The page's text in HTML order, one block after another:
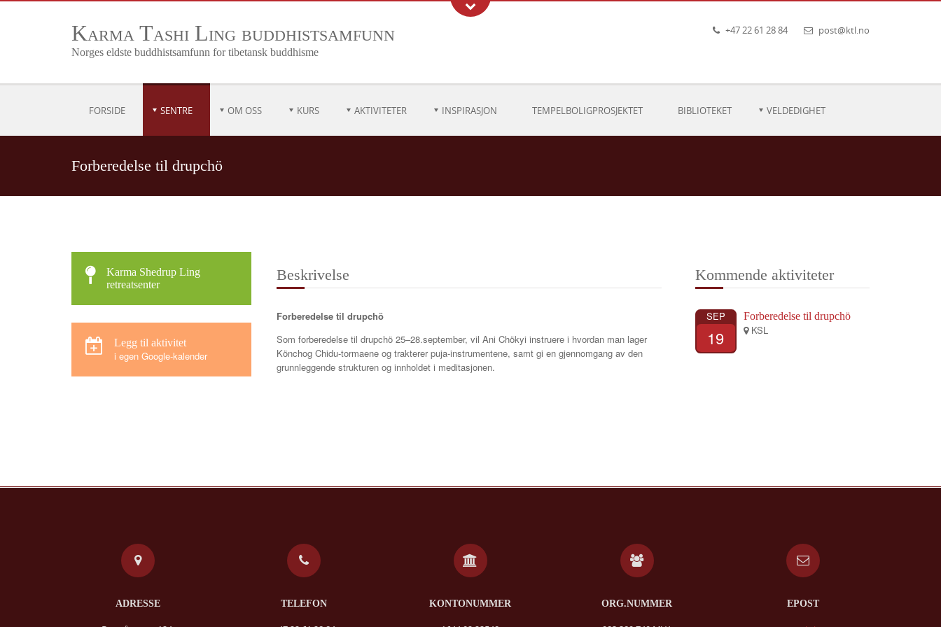
Karma Tashi Ling buddhistsamfunn
Norges eldste buddhistsamfunn for tibetansk buddhisme
+47 22 61 28 84 post@ktl.no
FORSIDE SENTRE OM OSS KURS AKTIVITETER INSPIRASJON TEMPELBOLIGPROSJEKTET BIBLIOTEKET VELDEDIGHET
Forberedelse til drupchö
Karma Shedrup Ling
retreatsenter
Legg til aktivitet
i egen Google-kalender
Beskrivelse
Forberedelse til drupchö
Som forberedelse til drupchö 25–28.september, vil Ani Chökyi instruere i hvordan man lager
Könchog Chidu-tormaene og trakterer puja-instrumentene, samt gi en gjennomgang av den
grunnleggende strukturen og innholdet i meditasjonen.
Kommende aktiviteter
SEP
19
Forberedelse til drupchö
KSL
ADRESSE TELEFON KONTONUMMER ORG.NUMMER EPOST